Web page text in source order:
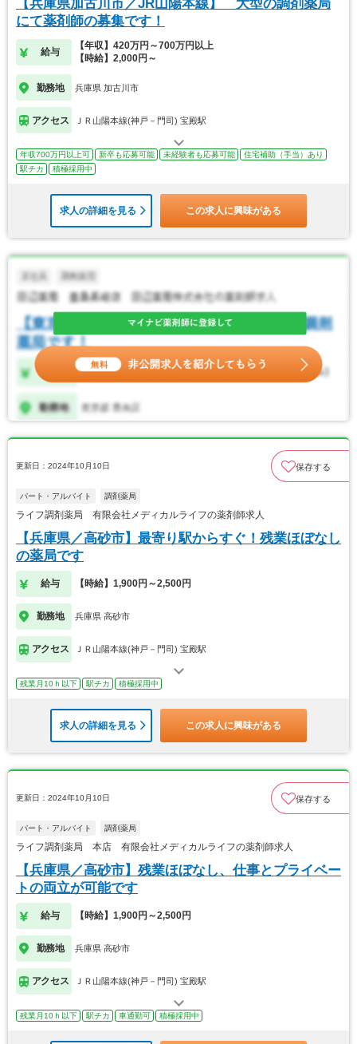
【兵庫県加古川市／JR山陽本線】 大型の調剤薬局
にて薬剤師の募集です！
給与
【年収】420万円～700万円以上
【時給】2,000円～
勤務地 兵庫県 加古川市
アクセス ＪＲ山陽本線(神戸－門司) 宝殿駅
年収700万円以上可 新卒も応募可能 未経験者も応募可能
住宅補助（手当）あり
駅チカ
積極採用中
求人の詳細を見る この求人に興味がある
更新日：2024年10月10日 保存する
パート・アルバイト 調剤薬局
ライフ調剤薬局 有限会社メディカルライフの薬剤師求人
【兵庫県／高砂市】最寄り駅からすぐ！残業ほぼなし
の薬局です
給与 【時給】1,900円～2,500円
勤務地 兵庫県 高砂市
アクセス ＪＲ山陽本線(神戸－門司) 宝殿駅
残業月10ｈ以下 駅チカ 積極採用中
求人の詳細を見る この求人に興味がある
更新日：2024年10月10日 保存する
パート・アルバイト 調剤薬局
ライフ調剤薬局 本店 有限会社メディカルライフの薬剤師求人
【兵庫県／高砂市】残業ほぼなし、仕事とプライベー
トの両立が可能です
給与 【時給】1,900円～2,500円
勤務地 兵庫県 高砂市
アクセス ＪＲ山陽本線(神戸－門司) 宝殿駅
残業月10ｈ以下 駅チカ 車通勤可 積極採用中